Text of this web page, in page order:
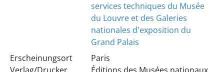
services techniques du Musée
du Louvre et des Galeries
nationales d'exposition du
Grand Palais
Erscheinungsort
Paris